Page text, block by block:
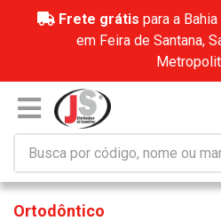
Frete grátis para a Bahia
em Feira de Santana,
Ortodôntico